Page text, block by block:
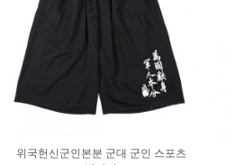
위국헌신군인본분 군대 군인 스포츠